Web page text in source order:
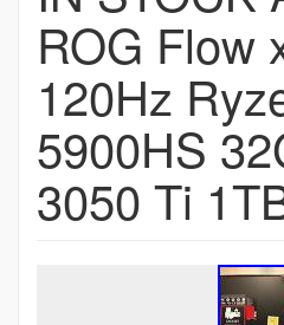
ROG Flow
120Hz
5900HS
3050 Ti